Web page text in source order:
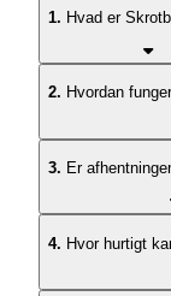
1. Hvad er
2. Hvordan
3. Er
4. Hvor hurtigt